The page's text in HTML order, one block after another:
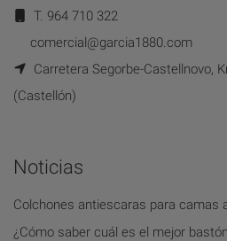
T. 964 710 322
comercial@garcia1880.com
Carretera Segorbe-Castellnovo,
(Castellón)
Noticias
Colchones antiescaras para camas
¿Cómo saber cuál es el mejor